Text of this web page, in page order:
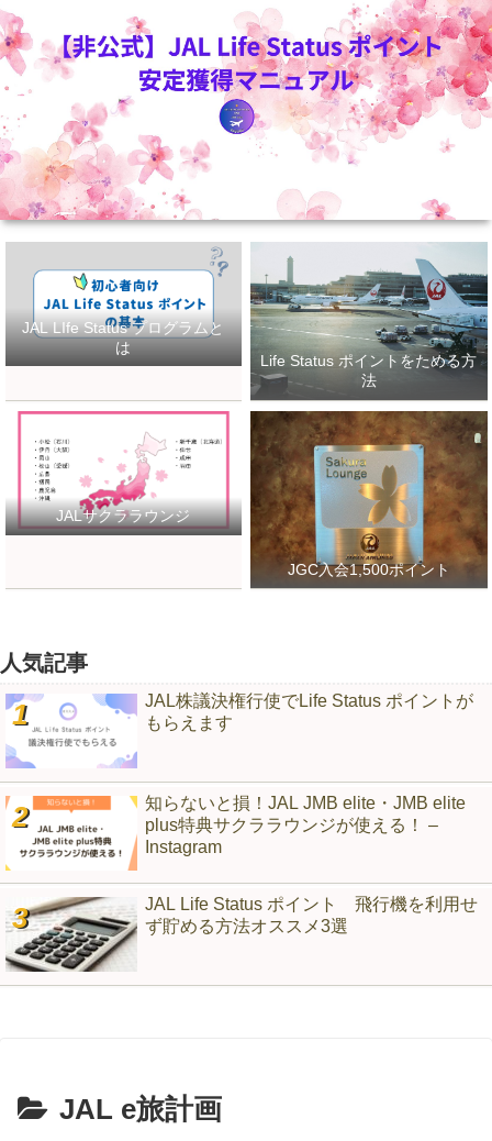
JAL LIfe Status プログラムと
は
Life Status ポイントをためる方
法
JALサクララウンジ
JGC入会1,500ポイント
人気記事
JAL株議決権行使でLife Status ポイントが
もらえます
知らないと損！JAL JMB elite・JMB elite
plus特典サクララウンジが使える！ –
Instagram
JAL Life Status ポイント 飛行機を利用せ
ず貯める方法オススメ3選
JAL e旅計画